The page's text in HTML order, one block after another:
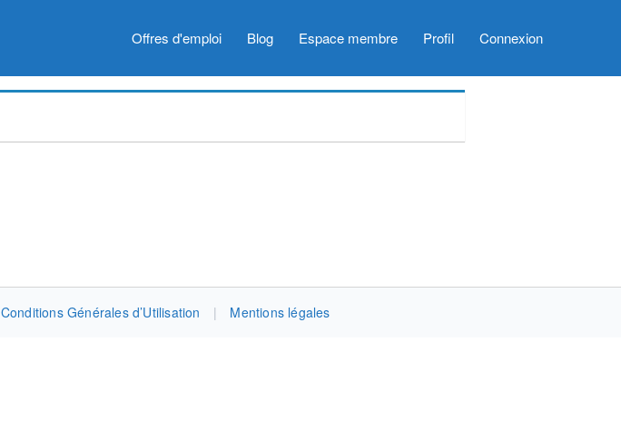
Offres d'emploi Blog Espace membre Profil Connexion
Conditions Générales d’Utilisation | Mentions légales